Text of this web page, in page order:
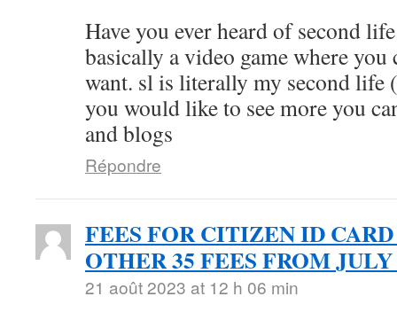
Have you ever heard of second
basically a video game where
want. sl is literally my second
you would like to see more you
and blogs
Répondre
FEES FOR CITIZEN ID
OTHER 35 FEES FROM JULY
21 août 2023 at 12 h 06 min